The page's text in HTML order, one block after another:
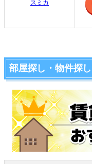
スミカ
部屋探し・物件探